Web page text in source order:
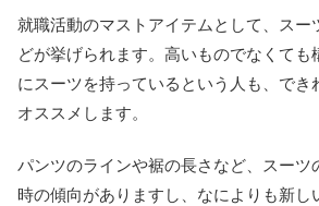
就職活動のマストアイテムとして、スー
どが挙げられます。高いものでなくても
にスーツを持っているという人も、でき
オススメします。
パンツのラインや裾の長さなど、スーツ
時の傾向がありますし、なによりも新し